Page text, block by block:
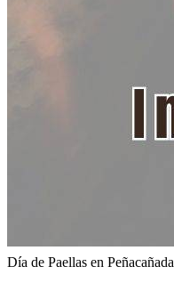
Día de Paellas en Peñacañada